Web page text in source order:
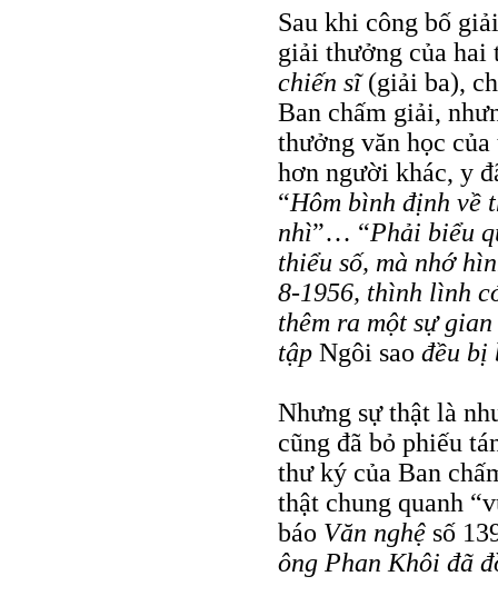
Sau khi công bố
giải thưởng của
chiến sĩ(giải ba),
Ban chấm giải,
thưởng văn học
hơn người khác, y
“Hôm bình định về
nhì”… “Phải biểu
thiểu số, mà nhớ
8-1956, thình lình
thêm ra một sự
tập Ngôi sao đều bị
Nhưng sự thật là
cũng đã bỏ phiếu
thư ký của Ban
thật chung quanh
báo Văn nghệ số
ông Phan Khôi đã